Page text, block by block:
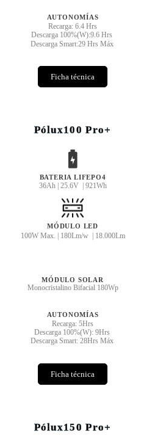
AUTONOMÍAS
Recarga: 6.4 Hrs
Descarga 100%(W):9.6 Hrs
Descarga Smart:29 Hrs Máx
Ficha técnica
Pólux100 Pro+
BATERIA LIFEPO4
36Ah | 25.6V | 921Wh
MÓDULO LED
100W Max. | 180Lm/w | 18.000Lm
MÓDULO SOLAR
Monocristalino Bifacial 180Wp
AUTONOMÍAS
Recarga: 5Hrs
Descarga 100%(W): 9Hrs
Descarga Smart: 28Hrs Máx
Ficha técnica
Pólux150 Pro+